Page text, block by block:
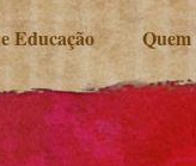
Educação Quem